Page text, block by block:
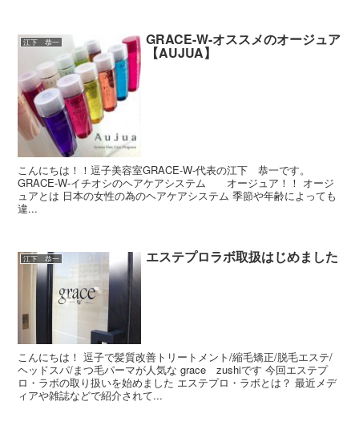
江下 恭一 GRACE-W-オススメのオージュア
【AUJUA】
こんにちは！！逗子美容室GRACE-W-代表の江下 恭一です。
GRACE-W-イチオシのヘアケアシステム オージュア！！ オージ
ュアとは 日本の女性の為のヘアケアシステム 季節や年齢によっても
違...
江下 恭一 エステプロラボ取扱はじめました
こんにちは！ 逗子で髪質改善トリートメント/縮毛矯正/脱毛エステ/
ヘッドスパ/まつ毛パーマが人気な grace zushiです 今回エステプ
ロ・ラボの取り扱いを始めました エステプロ・ラボとは？ 最近メデ
ィアや雑誌などで紹介されて...